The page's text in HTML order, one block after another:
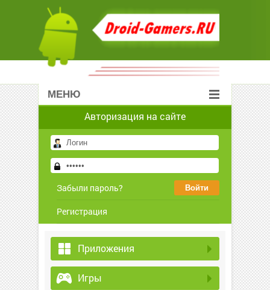
МЕНЮ
Авторизация на сайте
Забыли пароль?
Регистрация
Приложения
Игры